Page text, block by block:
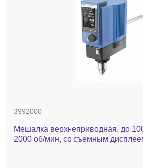
3992000
Мешалка верхнеприводная, до
2000 об/мин, со съемным